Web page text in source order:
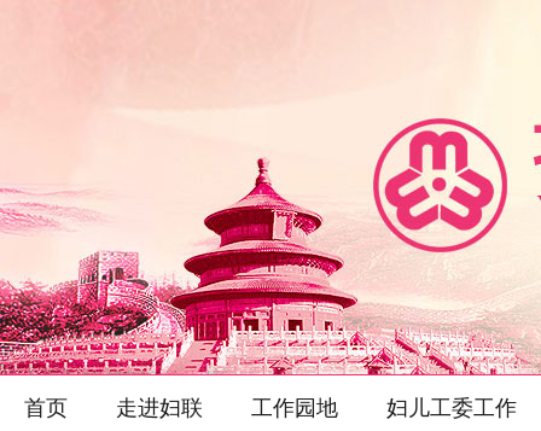
首页 走进妇联 工作园地 妇儿工委工作